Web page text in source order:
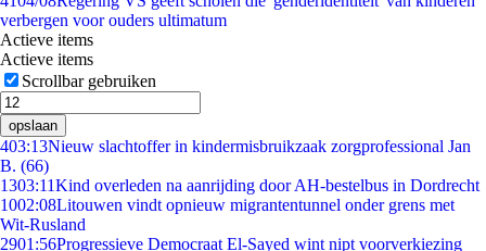
verbergen voor ouders ultimatum
Actieve items
Actieve items
Scrollbar gebruiken
opslaan
403:13Nieuw slachtoffer in kindermisbruikzaak zorgprofessional Jan
B. (66)
1303:11Kind overleden na aanrijding door AH-bestelbus in Dordrecht
1002:08Litouwen vindt opnieuw migrantentunnel onder grens met
Wit-Rusland
2901:56Progressieve Democraat El-Sayed wint nipt voorverkiezing